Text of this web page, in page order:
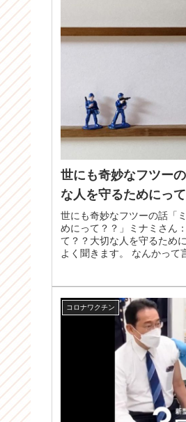
世にも奇妙なフツー
な人を守るためにって
世にも奇妙なフツーの話「
めにって？？」ミナミさん
て？？大切な人を守るため
よく聞きます。 なんかって
コロナワクチン